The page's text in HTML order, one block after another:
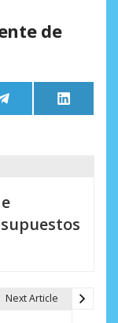
de
Compartir
en
Telegram
en
LinkedIn
Next Article